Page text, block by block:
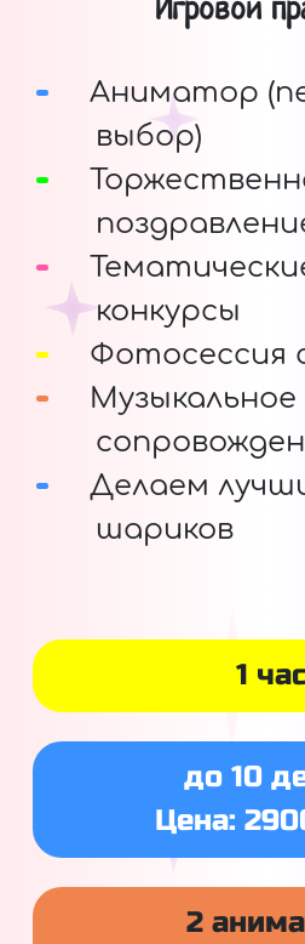
Аниматор
выбор)
конкурсы
Фотосессия
Музыкальное
Делаем
шариков
1
до 10
Цена:
2